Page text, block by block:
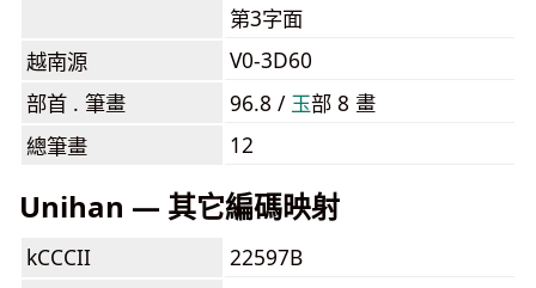
第3字面
越南源
V0-3D60
部首 . 筆畫
96.8 / ⽟部 8 畫
總筆畫
12
Unihan — 其它編碼映射
kCCCII
22597B